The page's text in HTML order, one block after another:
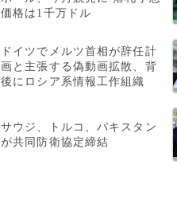
価格は1千万ドル
ドイツでメルツ首相が辞任計
画と主張する偽動画拡散、背
後にロシア系情報工作組織
サウジ、トルコ、パキスタン
が共同防衛協定締結